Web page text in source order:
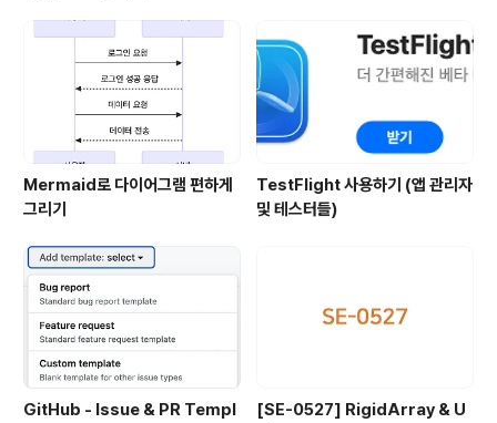
Mermaid로 다이어그램 편하게
그리기
TestFlight 사용하기 (앱 관리자
및 테스터들)
GitHub - Issue & PR Templ
[SE-0527] RigidArray & U